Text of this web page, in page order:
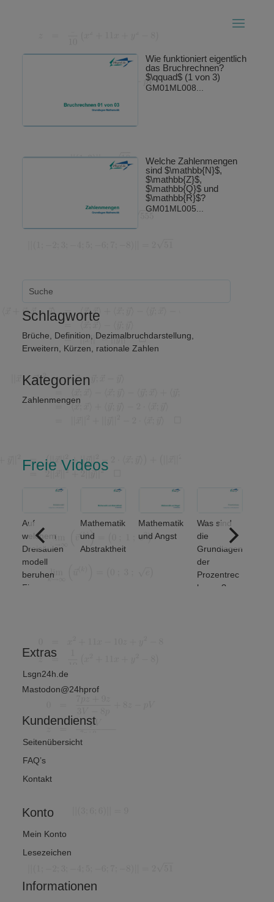
Wie funktioniert eigentlich
das Bruchrechnen?
$\qquad$ (1 von 3)
GM01ML008...
Welche Zahlenmengen
sind $\mathbb{N}$,
$\mathbb{Z}$,
$\mathbb{Q}$ und
$\mathbb{R}$?
GM01ML005...
Schlagworte
Brüche, Definition, Dezimalbruchdarstellung,
Erweitern, Kürzen, rationale Zahlen
Kategorien
Zahlenmengen
Freie Videos
Auf
welchem
Dreisäulen
modell
beruhen
Finanz-
Mathematik
und
Abstraktheit
Mathematik
und Angst
Was sind
die
Grundlagen
der
Prozentrec
hnung?
Extras
Lsgn24h.de
Mastodon@24hprof
Kundendienst
Seitenübersicht
FAQ’s
Kontakt
Konto
Mein Konto
Lesezeichen
Informationen